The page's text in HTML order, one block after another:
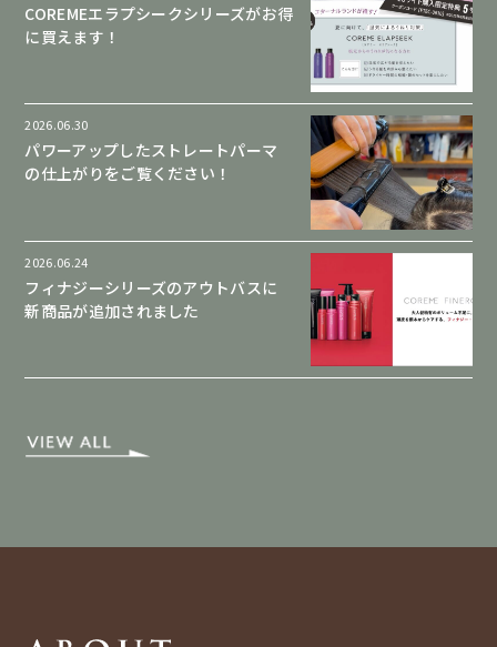
COREMEエラプシークシリーズがお得
に買えます！
2026.06.30
パワーアップしたストレートパーマ
の仕上がりをご覧ください！
2026.06.24
フィナジーシリーズのアウトバスに
新商品が追加されました